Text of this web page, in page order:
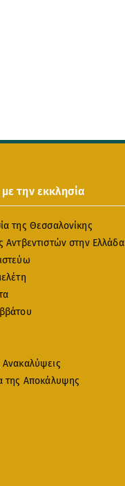
με την εκκλησία
της Θεσσαλονίκης
Αντβεντιστών στην Ελλάδα
Ανακαλύψεις
της Αποκάλυψης